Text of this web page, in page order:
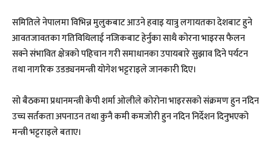
समितिले नेपालमा विभिन्न मुलुकबाट आउने हवाइ यात्रु लगायतका देशबाट हुने
आवतजावतका गतिविधिलाई नजिकबाट हेर्नुका साथै कोरना भाइरस फैलन
सक्ने संभावित क्षेत्रको पहिचान गरी समाधानका उपायबारे सुझाव दिने पर्यटन
तथा नागरिक उडड्यनमन्त्री योगेश भट्टराइले जानकारी दिए।
सो बैठकमा प्रधानमन्त्री केपी शर्मा ओलीले कोरोना भाइरसको संक्रमण हुन नदिन
उच्च सर्तकता अपनाउन तथा कुनै कमी कमजोरी हुन नदिन निर्देशन दिनुभएको
मन्त्री भट्टराइले बताए।